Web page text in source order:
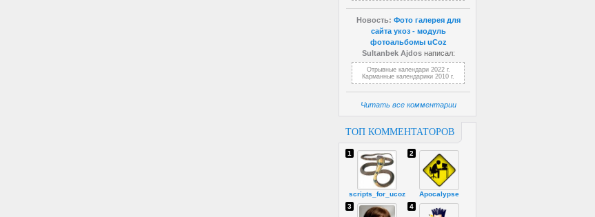
Новость: Фото галерея для
сайта укоз - модуль
фотоальбомы uCoz
Sultanbek Ajdosнаписал:
Отрывные календари 2022 г.
Карманные календарики 2010 г.
Читать все комментарии
ТОП КОММЕНТАТОРОВ
scripts_for_ucoz
1
Apocalypse
2
3 4